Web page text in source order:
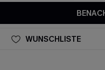
WUNSCHLISTE